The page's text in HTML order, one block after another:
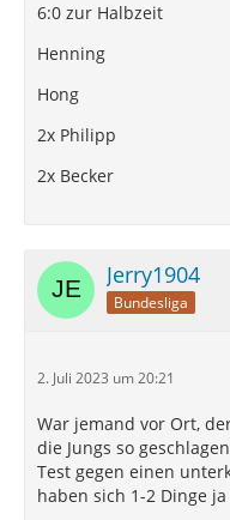
6:0 zur Halbzeit
Henning
Hong
2x Philipp
2x Becker
Jerry1904
Bundesliga
2. Juli 2023 um 20:21
War jemand vor Ort,
die Jungs so
Test gegen einen
haben sich 1-2 Dinge